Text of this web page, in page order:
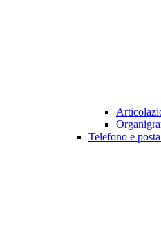
Telefono e